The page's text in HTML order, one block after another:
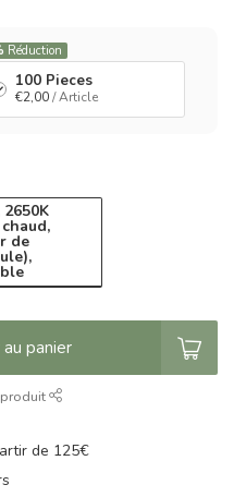
Réduction
100 Pieces
€2,00/ Article
de
panier
de 125€